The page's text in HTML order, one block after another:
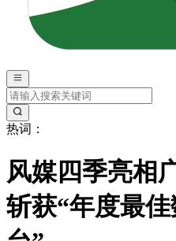
热词：
风媒四季亮相
斩获“年度最